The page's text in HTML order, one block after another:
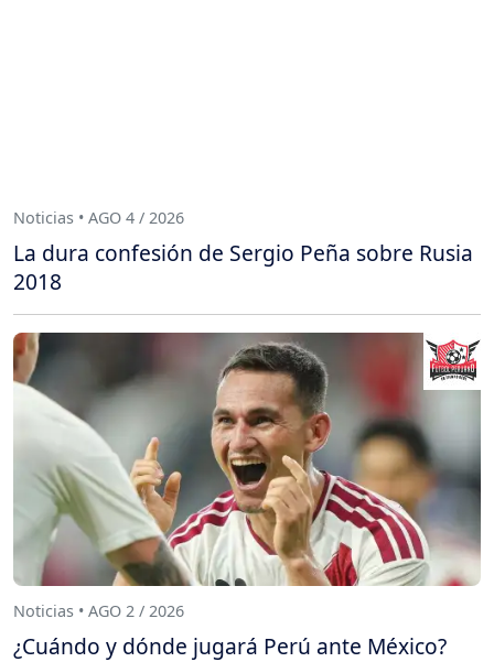
Noticias • AGO 4 / 2026
La dura confesión de Sergio Peña sobre Rusia
2018
Noticias • AGO 2 / 2026
¿Cuándo y dónde jugará Perú ante México?